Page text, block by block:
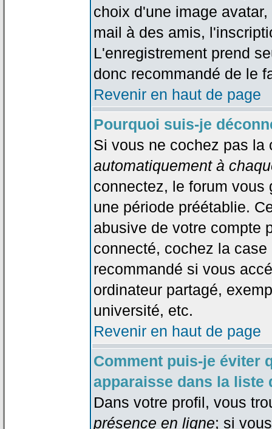
choix d'une image
mail à des amis,
L'enregistrement prend
donc recommandé de le
Revenir en haut de page
Pourquoi suis-je
Si vous ne cochez pas
automatiquement à
connectez, le forum vous
une période préétablie.
abusive de votre compte
connecté, cochez la
recommandé si vous
ordinateur partagé,
université, etc.
Revenir en haut de page
Comment puis-je éviter
apparaisse dans la liste
Dans votre profil, vous
présence en ligne; si